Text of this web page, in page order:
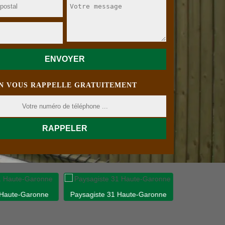
VOUS RAPPELLE GRATUITEMENT
Garonne Paysagiste 31 Haute-Garonne